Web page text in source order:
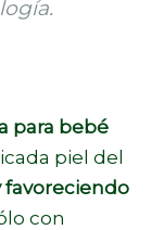
para bebé
piel del
con